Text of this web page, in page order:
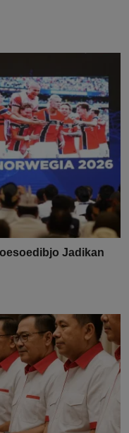
Jadikan